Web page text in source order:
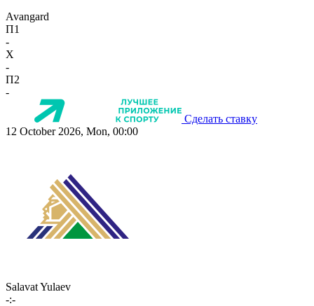
Avangard
П1
-
X
-
П2
-
Сделать ставку
12 October 2026, Mon, 00:00
Salavat Yulaev
-:-